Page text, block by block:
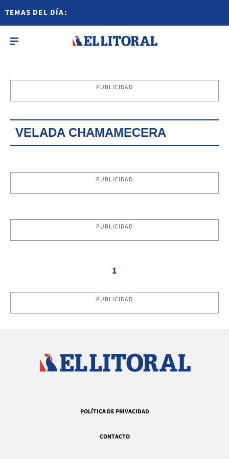
TEMAS DEL DÍA:
PUBLICIDAD
VELADA CHAMAMECERA
PUBLICIDAD
PUBLICIDAD
1
PUBLICIDAD
POLÍTICA DE PRIVACIDAD
CONTACTO